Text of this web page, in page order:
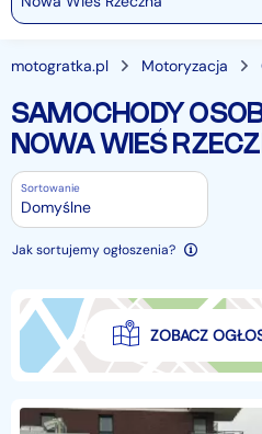
motogratka.pl Motoryzacja
SAMOCHODY
NOWA WIEŚ
Sortowanie
Domyślne
Jak sortujemy ogłoszenia?
ZOBACZ